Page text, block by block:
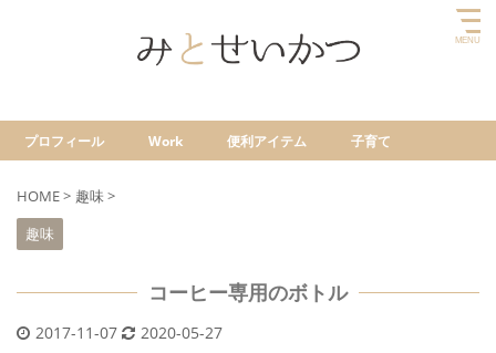
プロフィール Work 便利アイテム 子育て
HOME> 趣味 >
趣味
コーヒー専用のボトル
2017-11-07 2020-05-27